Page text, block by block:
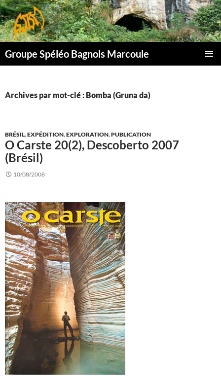
Aller
au
contenu
Groupe Spéléo Bagnols Marcoule
Archives par mot-clé : Bomba (Gruna da)
BRÉSIL,EXPÉDITION,EXPLORATION,PUBLICATION
O Carste 20(2), Descoberto 2007
(Brésil)
10/08/2008